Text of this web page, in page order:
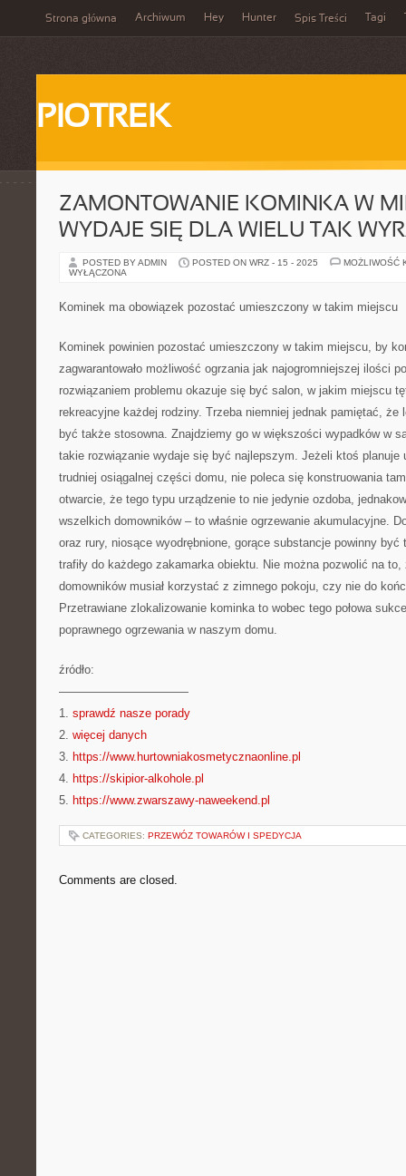
Strona główna Archiwum Hey Hunter Spis Treści Tagi
PIOTREK
ZAMONTOWANIE KOMINKA W
WYDAJE SIĘ DLA WIELU TAK
POSTED BY ADMIN POSTED ON WRZ - 15 - 2025
MOŻLIWOŚĆ
WYŁĄCZONA
Kominek ma obowiązek pozostać umieszczony w takim miejscu
Kominek powinien pozostać umieszczony w takim miejscu, by
zagwarantowało możliwość ogrzania jak najogromniejszej ilości
rozwiązaniem problemu okazuje się być salon, w jakim miejscu
rekreacyjne każdej rodziny. Trzeba niemniej jednak pamiętać, że
być także stosowna. Znajdziemy go w większości wypadków w
takie rozwiązanie wydaje się być najlepszym. Jeżeli ktoś planuje
trudniej osiągalnej części domu, nie poleca się konstruowania
otwarcie, że tego typu urządzenie to nie jedynie ozdoba,
wszelkich domowników – to właśnie ogrzewanie akumulacyjne.
oraz rury, niosące wyodrębnione, gorące substancje powinny
trafiły do każdego zakamarka obiektu. Nie można pozwolić na
domowników musiał korzystać z zimnego pokoju, czy nie do
Przetrawiane zlokalizowanie kominka to wobec tego połowa
poprawnego ogrzewania w naszym domu.
źródło:
———————————
1. sprawdź nasze porady
2. więcej danych
3. https://www.hurtowniakosmetycznaonline.pl
4. https://skipior-alkohole.pl
5. https://www.zwarszawy-naweekend.pl
CATEGORIES: PRZEWÓZ TOWARÓW I SPEDYCJA
Comments are closed.